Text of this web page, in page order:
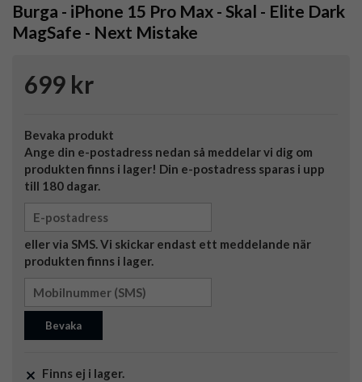
Burga - iPhone 15 Pro Max - Skal - Elite Dark
MagSafe - Next Mistake
699 kr
Bevaka produkt
Ange din e-postadress nedan så meddelar vi dig om
produkten finns i lager! Din e-postadress sparas i upp
till 180 dagar.
eller via SMS. Vi skickar endast ett meddelande när
produkten finns i lager.
Bevaka
Finns ej i lager.